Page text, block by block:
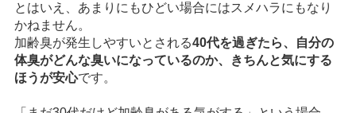
とはいえ、あまりにもひどい場合にはスメハラにもなり
かねません。
加齢臭が発生しやすいとされる40代を過ぎたら、自分の
体臭がどんな臭いになっているのか、きちんと気にする
ほうが安心です。